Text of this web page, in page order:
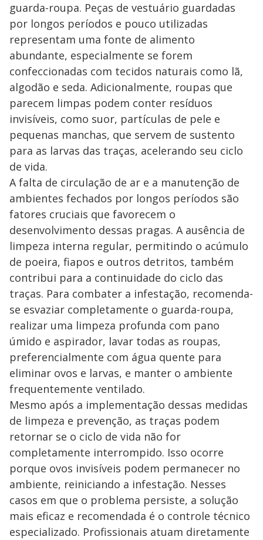
guarda-roupa. Peças de vestuário guardadas
por longos períodos e pouco utilizadas
representam uma fonte de alimento
abundante, especialmente se forem
confeccionadas com tecidos naturais como lã,
algodão e seda. Adicionalmente, roupas que
parecem limpas podem conter resíduos
invisíveis, como suor, partículas de pele e
pequenas manchas, que servem de sustento
para as larvas das traças, acelerando seu ciclo
de vida.
A falta de circulação de ar e a manutenção de
ambientes fechados por longos períodos são
fatores cruciais que favorecem o
desenvolvimento dessas pragas. A ausência de
limpeza interna regular, permitindo o acúmulo
de poeira, fiapos e outros detritos, também
contribui para a continuidade do ciclo das
traças. Para combater a infestação, recomenda-
se esvaziar completamente o guarda-roupa,
realizar uma limpeza profunda com pano
úmido e aspirador, lavar todas as roupas,
preferencialmente com água quente para
eliminar ovos e larvas, e manter o ambiente
frequentemente ventilado.
Mesmo após a implementação dessas medidas
de limpeza e prevenção, as traças podem
retornar se o ciclo de vida não for
completamente interrompido. Isso ocorre
porque ovos invisíveis podem permanecer no
ambiente, reiniciando a infestação. Nesses
casos em que o problema persiste, a solução
mais eficaz e recomendada é o controle técnico
especializado. Profissionais atuam diretamente